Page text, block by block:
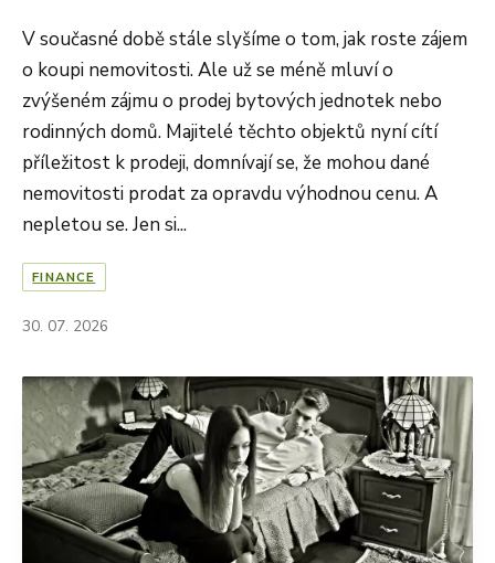
V současné době stále slyšíme o tom, jak roste zájem
o koupi nemovitosti. Ale už se méně mluví o
zvýšeném zájmu o prodej bytových jednotek nebo
rodinných domů. Majitelé těchto objektů nyní cítí
příležitost k prodeji, domnívají se, že mohou dané
nemovitosti prodat za opravdu výhodnou cenu. A
nepletou se. Jen si...
FINANCE
30. 07. 2026